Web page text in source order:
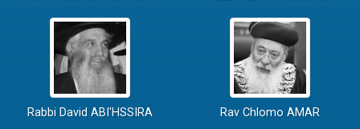
Rabbi David ABI'HSSIRA Rav Chlomo AMAR